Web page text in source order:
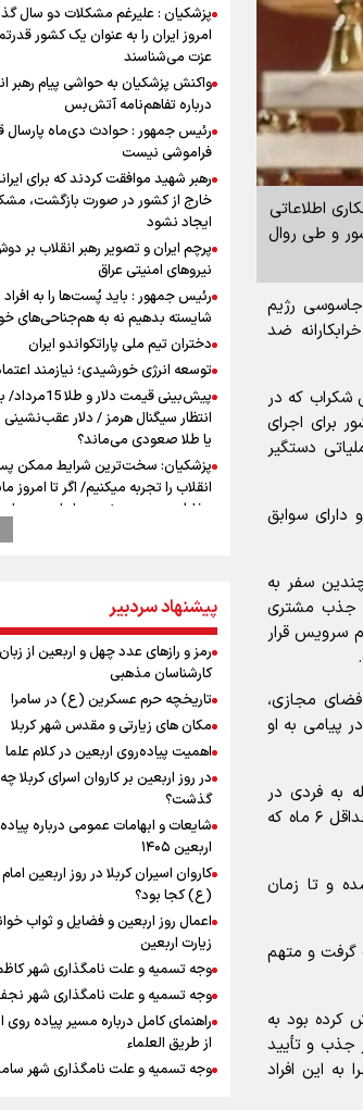
اطلاعاتی
و طی روال
رژیم
ضد
شکراب که در
برای اجرای
دستگیر
دارای سوابق
سفر به
جذب مشتری
سرویس قرار
مجازی،
پیامی به او
به فردی در
تهران، در پوشش و به بهانه اختلاف مالی، و زمین‌گیر کردن وی به مدت حداقل ۶ ماه که
و تا زمان
گرفت و متهم
کرده بود به
جذب و تأیید
این افراد
پزشکیان : علیرغم مشکلات دو سال
امروز ایران را به عنوان یک کشور
عزت می‌شناسند
واکنش پزشکیان به حواشی پیام رهبر
درباره تفاهم‌نامه آتش‌بس
رئیس جمهور : حوادث دی‌ماه پارسال
فراموشی نیست
رهبر شهید موافقت کردند که برای
خارج از کشور در صورت بازگشت،
ایجاد نشود
پرچم ایران و تصویر رهبر انقلاب بر
نیروهای امنیتی عراق
رئیس جمهور : باید پُست‌ها را به افراد
شایسته بدهیم نه به هم‌جناحی‌های
دختران تیم ملی پاراتکواندو ایران
توسعه انرژی خورشیدی؛ نیازمند
پیش‌بینی قیمت دلار و
انتظار سیگنال هرمز / دلار
یا طلا صعودی می‌ماند؟
پزشکیان: سخت‌ترین شرایط ممکن
انقلاب را تجربه میکنیم/ اگر تا امروز
بخاطر همه‌ مردم نجیب ایران بوده
رهبر شهید مثل کوه پشتیبان و
رسانه‌ای اربعین از قاب دوربین خبرنگاران
ایلامی
وزیر خارجه مصر: رژیم اسراییل بدون
حقوق مشروع مردم فلسطین امنیت
داشت
مستمری مددجویان کفاف زندگی را
/ حمایت از ۱۹هزار زن‌ سرپرست خانوار
فیدان: حماس به تعهدات خود عمل
اسرائیل برنامه‌ای برای صلح ندارد
نشست وزیران خارجه مصر، ترکیه،
عربستان با محوریت تحولات منطقه
ارائه بیش از ۲ میلیون خدمات
درمانی به زائران اربعین
معاون وزیر خارجه : مذاکره نه معجزه
نه خیانت
پخش قسمت اول گفت‌وگوی
بعد از خبر ۲۲
ازهوش مصنوعی تا طلای مجازی/
نگاه بدبینانه هم نتایج هانگژو را در
تکرار می‌کنیم+ فیلم
پزشکیان: رهبر شهید سرمایه و پشتوانه
پیشنهاد سردبیر
رمز و رازهای عدد چهل و اربعین از زبان
کارشناسان مذهبی
تاریخچه حرم عسکرین (ع) در سامرا
مکان های زیارتی و مقدس شهر کربلا
اهمیت پیاده‌روی اربعین در کلام علما
در روز اربعین بر کاروان اسرای کربلا چه
گذشت؟
شایعات و ابهامات عمومی درباره
اربعین ۱۴۰۵
کاروان اسیران کربلا در روز اربعین
(ع) کجا بود؟
اعمال روز اربعین و فضایل و ثواب
زیارت اربعین
وجه تسمیه و علت نامگذاری شهر
وجه تسمیه و علت نامگذاری شهر
راهنمای کامل درباره مسیر پیاده روی
از طریق العلماء
وجه تسمیه و علت نامگذاری شهر